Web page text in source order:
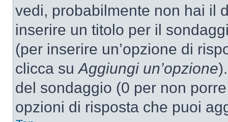
vedi, probabilmente non hai il
inserire un titolo per il
(per inserire un’opzione di
clicca suAggiungi un’opzione
del sondaggio (0 per non
opzioni di risposta che puoi